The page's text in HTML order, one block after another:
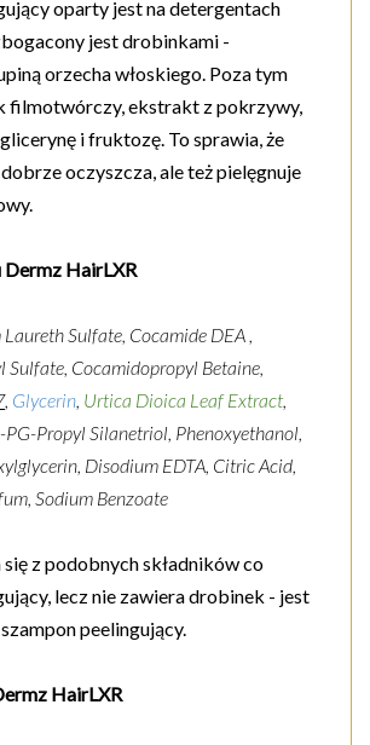
oparty jest na detergentach
jest drobinkami -
orzecha włoskiego. Poza tym
filmotwórczy, ekstrakt z pokrzywy,
i fruktozę. To sprawia, że
oczyszcza, ale też pielęgnuje
Dermz HairLXR
Sulfate, Cocamide DEA ,
Sulfate, Cocamidopropyl Betaine,
, Glycerin Urtica Dioica Leaf Extract
Propyl Silanetriol, Phenoxyethanol,
Disodium EDTA, Citric Acid,
Sodium Benzoate
się z podobnych składników co
lecz nie zawiera drobinek - jest
peelingujący.
HairLXR